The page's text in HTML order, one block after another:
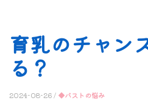
育乳のチャン
る？
2024-08-26 / ◆バストの悩み